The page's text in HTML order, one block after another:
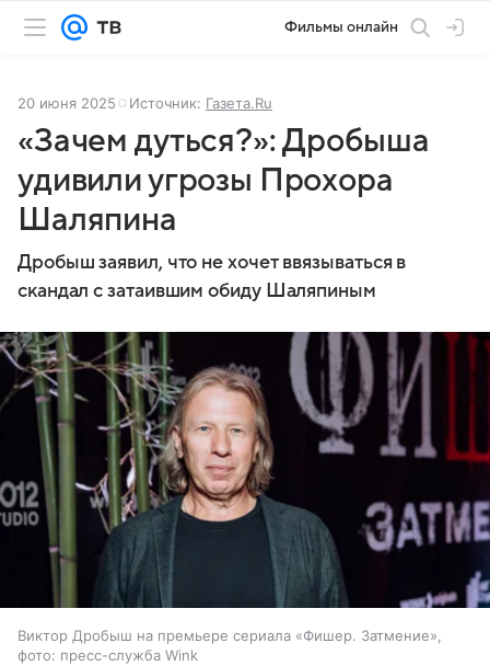
Фильмы онлайн
20 июня 2025 Источник: Газета.Ru
«Зачем дуться?»: Дробыша
удивили угрозы Прохора
Шаляпина
Дробыш заявил, что не хочет ввязываться в
скандал с затаившим обиду Шаляпиным
Виктор Дробыш на премьере сериала «Фишер. Затмение»,
фото: пресс-служба Wink